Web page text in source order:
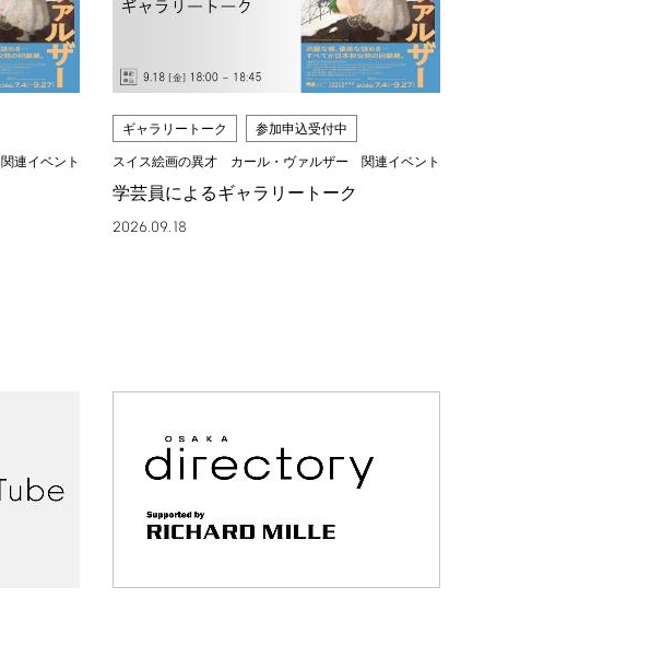
連イベント
ギャラリートーク 参加申込受付中
スイス絵画の異才 カール・ヴァルザー 関連イベント
学芸員によるギャラリートーク
2026.09.18